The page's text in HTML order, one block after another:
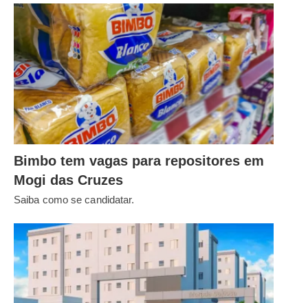
Bimbo tem vagas para repositores em
Mogi das Cruzes
Saiba como se candidatar.